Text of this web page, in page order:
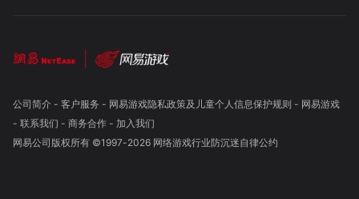
公司简介- 客户服务 - 网易游戏隐私政策及儿童个人信息保护规则 - 网易游戏
- 联系我们 - 商务合作- 加入我们
网易公司版权所有 ©1997-2026 网络游戏行业防沉迷自律公约